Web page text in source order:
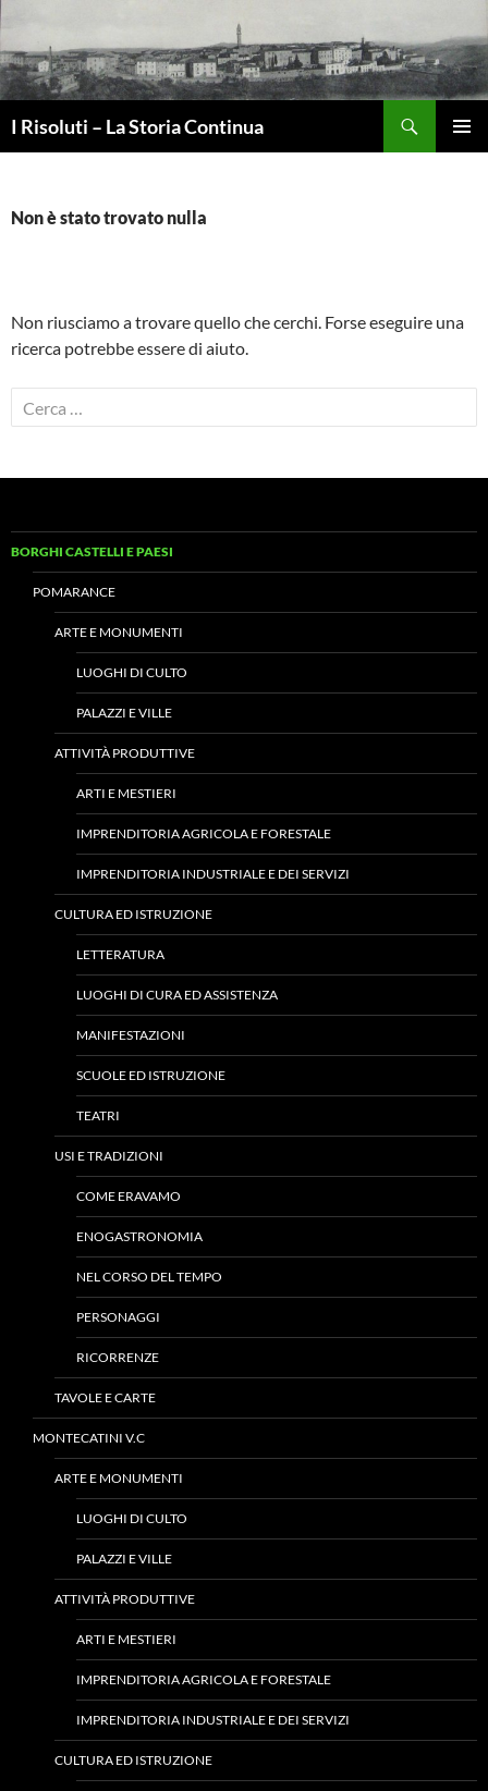
Vai
contenuto
I Risoluti – La Storia Continua
Non è stato trovato nulla
Non riusciamo a trovare quello che cerchi. Forse eseguire una
ricerca potrebbe essere di aiuto.
Ricerca
per:
BORGHI CASTELLI E PAESI
POMARANCE
ARTE E MONUMENTI
LUOGHI DI CULTO
PALAZZI E VILLE
ATTIVITÀ PRODUTTIVE
ARTI E MESTIERI
IMPRENDITORIA AGRICOLA E FORESTALE
IMPRENDITORIA INDUSTRIALE E DEI SERVIZI
CULTURA ED ISTRUZIONE
LETTERATURA
LUOGHI DI CURA ED ASSISTENZA
MANIFESTAZIONI
SCUOLE ED ISTRUZIONE
TEATRI
USI E TRADIZIONI
COME ERAVAMO
ENOGASTRONOMIA
NEL CORSO DEL TEMPO
PERSONAGGI
RICORRENZE
TAVOLE E CARTE
MONTECATINI V.C
ARTE E MONUMENTI
LUOGHI DI CULTO
PALAZZI E VILLE
ATTIVITÀ PRODUTTIVE
ARTI E MESTIERI
IMPRENDITORIA AGRICOLA E FORESTALE
IMPRENDITORIA INDUSTRIALE E DEI SERVIZI
CULTURA ED ISTRUZIONE